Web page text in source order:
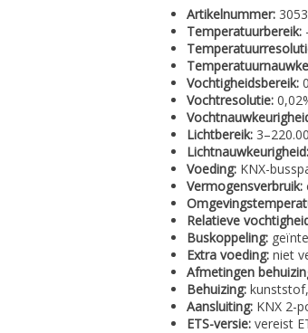
Artikelnummer:
Temperatuurbereik:
Vochtigheidsbereik:
Vochtresolutie:
Lichtbereik:
Lichtnauwkeurigheid:
Voeding: KNX-
Vermogensverbruik:
Relatieve
Buskoppeling:
Extra voeding: niet
Afmetingen
Behuizing:
Aansluiting: KNX 2-
ETS-versie: vereist